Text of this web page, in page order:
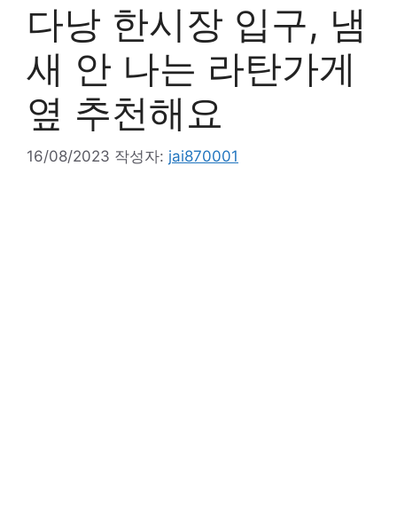
다낭 한시장 입구, 냄
새 안 나는 라탄가게
옆 추천해요
16/08/2023 작성자: jai870001